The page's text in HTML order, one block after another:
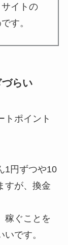
イトの
す。
らい
トポイント
1円ずつや10
すが、換金
稼ぐことを
です。